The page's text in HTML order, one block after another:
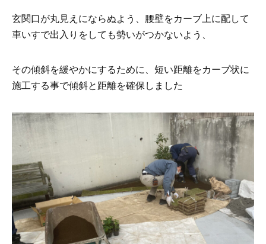
玄関口が丸見えにならぬよう、腰壁をカーブ上に配して
車いすで出入りをしても勢いがつかないよう、
その傾斜を緩やかにするために、短い距離をカーブ状に
施工する事で傾斜と距離を確保しました